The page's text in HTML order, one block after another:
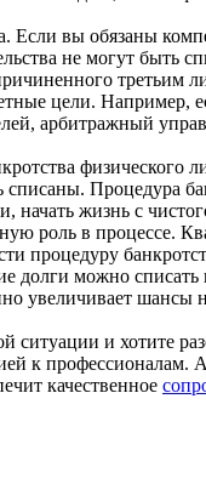
Если вы обязаны
не могут быть
третьим
цели. Например,
арбитражный
физического
Процедура
жизнь с
роль в процессе.
процедуру
долги можно списать
увеличивает
и хотите
к
качественное